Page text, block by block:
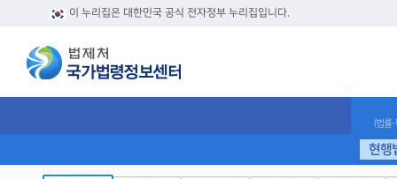
이 누리집은 대한민국 공식 전자정부 누리집입니다.
(법률
현행